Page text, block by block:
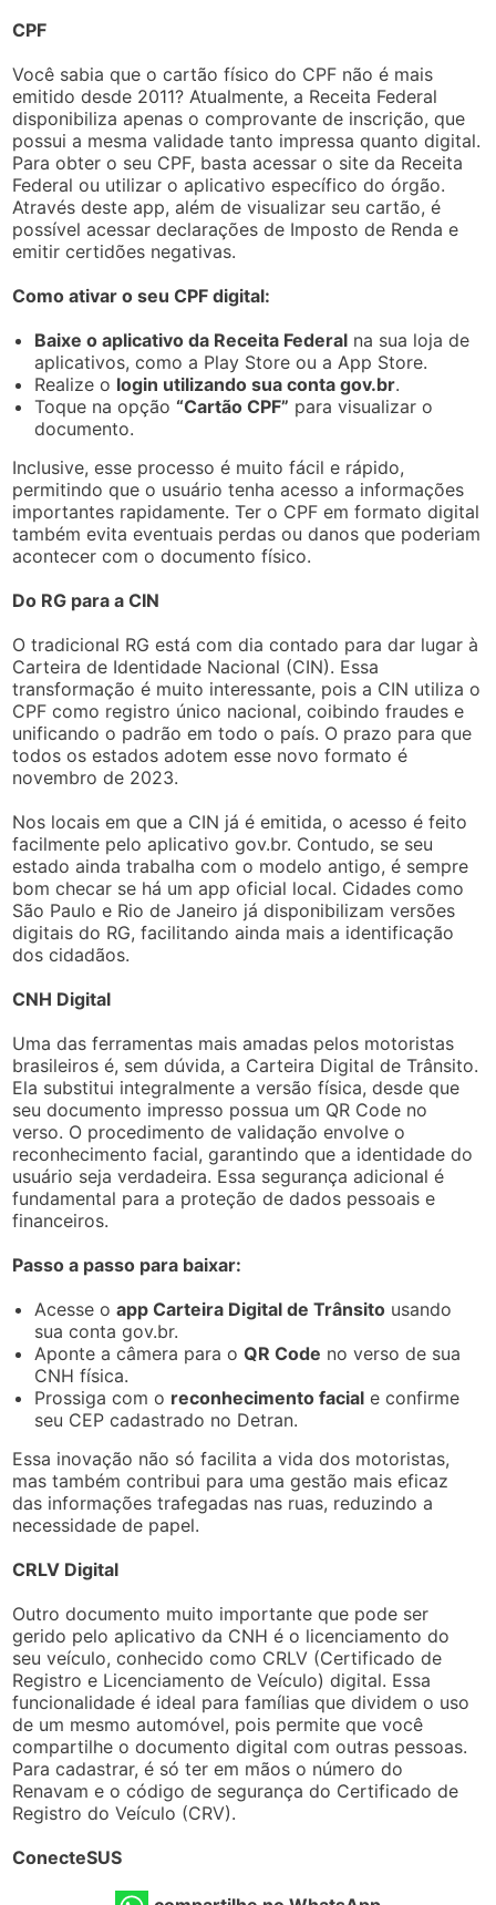
CPF
Você sabia que o cartão físico do CPF não é mais
emitido desde 2011? Atualmente, a Receita Federal
disponibiliza apenas o comprovante de inscrição, que
possui a mesma validade tanto impressa quanto digital.
Para obter o seu CPF, basta acessar o site da Receita
Federal ou utilizar o aplicativo específico do órgão.
Através deste app, além de visualizar seu cartão, é
possível acessar declarações de Imposto de Renda e
emitir certidões negativas.
Como ativar o seu CPF digital:
Baixe o aplicativo da Receita Federal na sua loja de
aplicativos, como a Play Store ou a App Store.
Realize o login utilizando sua conta gov.br.
Toque na opção“Cartão CPF” para visualizar o
documento.
Inclusive, esse processo é muito fácil e rápido,
permitindo que o usuário tenha acesso a informações
importantes rapidamente. Ter o CPF em formato digital
também evita eventuais perdas ou danos que poderiam
acontecer com o documento físico.
Do RG para a CIN
O tradicional RG está com dia contado para dar lugar à
Carteira de Identidade Nacional (CIN). Essa
transformação é muito interessante, pois a CIN utiliza o
CPF como registro único nacional, coibindo fraudes e
unificando o padrão em todo o país. O prazo para que
todos os estados adotem esse novo formato é
novembro de 2023.
Nos locais em que a CIN já é emitida, o acesso é feito
facilmente pelo aplicativo gov.br. Contudo, se seu
estado ainda trabalha com o modelo antigo, é sempre
bom checar se há um app oficial local. Cidades como
São Paulo e Rio de Janeiro já disponibilizam versões
digitais do RG, facilitando ainda mais a identificação
dos cidadãos.
CNH Digital
Uma das ferramentas mais amadas pelos motoristas
brasileiros é, sem dúvida, a Carteira Digital de Trânsito.
Ela substitui integralmente a versão física, desde que
seu documento impresso possua um QR Code no
verso. O procedimento de validação envolve o
reconhecimento facial, garantindo que a identidade do
usuário seja verdadeira. Essa segurança adicional é
fundamental para a proteção de dados pessoais e
financeiros.
Passo a passo para baixar:
Acesse oapp Carteira Digital de Trânsito usando
sua conta gov.br.
Aponte a câmera para oQR Code no verso de sua
CNH física.
Prossiga com o reconhecimento facial e confirme
seu CEP cadastrado no Detran.
Essa inovação não só facilita a vida dos motoristas,
mas também contribui para uma gestão mais eficaz
das informações trafegadas nas ruas, reduzindo a
necessidade de papel.
CRLV Digital
Outro documento muito importante que pode ser
gerido pelo aplicativo da CNH é o licenciamento do
seu veículo, conhecido como CRLV (Certificado de
Registro e Licenciamento de Veículo) digital. Essa
funcionalidade é ideal para famílias que dividem o uso
de um mesmo automóvel, pois permite que você
compartilhe o documento digital com outras pessoas.
Para cadastrar, é só ter em mãos o número do
Renavam e o código de segurança do Certificado de
Registro do Veículo (CRV).
ConecteSUS